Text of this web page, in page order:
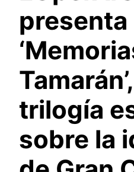
presenta
trilogía
sobre la